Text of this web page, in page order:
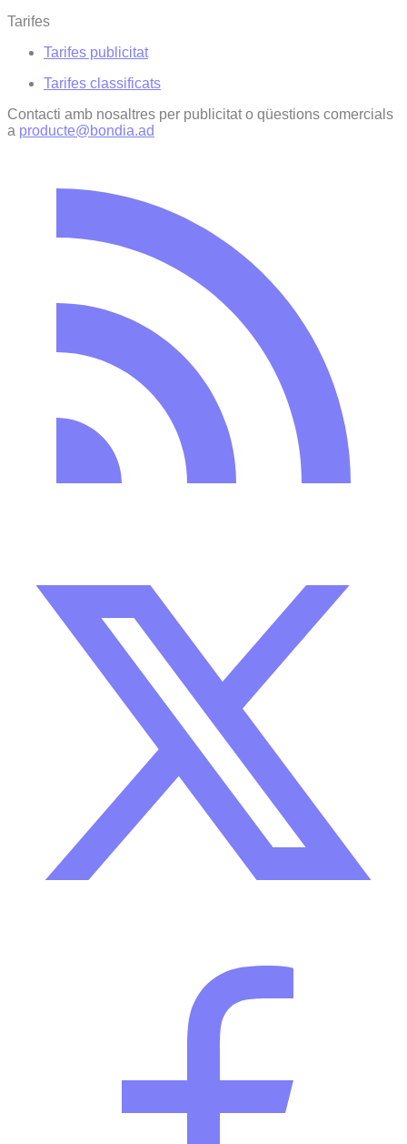
Tarifes
Tarifes publicitat
Tarifes classificats
Contacti amb nosaltres per publicitat o qüestions comercials
a producte@bondia.ad